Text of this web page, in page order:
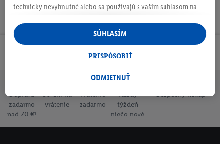
Odoberaj Newsletter!
Doprava
zadarmo
nad 70 €¹
30 dní na
vrátenie
Vrátenie
zadarmo
Každý
týždeň
niečo nové
Bezpečný nákup
technicky nevyhnutné alebo sa používajú s vaším súhlasom na
personalizovanú reklamu v rámci služieb Lidl aj mimo nich. Ak
ste účastníkom programu Lidl Plus, na tieto účely sa spracúvajú
aj údaje z vášho nákupného správania v obchode.
následne si vytvoríte účet Lidl Plus alebo sa prihlásite do svojho
tiež vytvoriť špeciálny online identifikátor z e-mailovej adresy,
ktorú tam uvediete, aby sme vás mohli rozpoznať v službách
ODMIETNUŤ
PRISPÔSOBIŤ
SÚHLASÍM